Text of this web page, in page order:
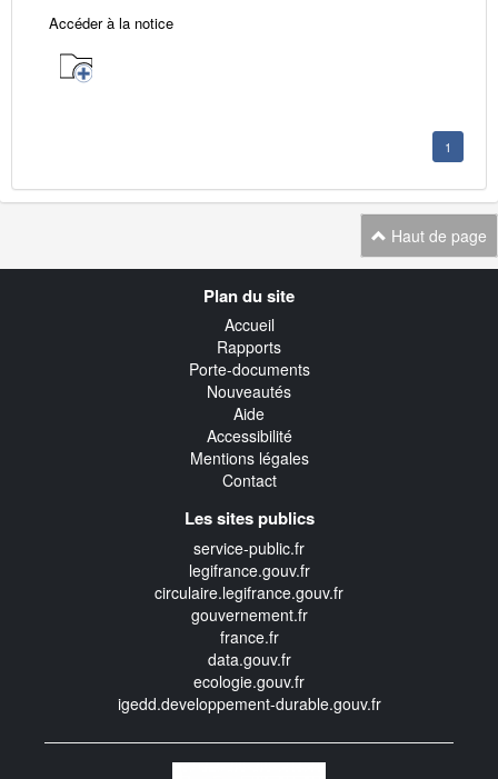
Accéder à la notice
1
Haut de page
Plan du site
Accueil
Rapports
Porte-documents
Nouveautés
Aide
Accessibilité
Mentions légales
Contact
Les sites publics
service-public.fr
legifrance.gouv.fr
circulaire.legifrance.gouv.fr
gouvernement.fr
france.fr
data.gouv.fr
ecologie.gouv.fr
igedd.developpement-durable.gouv.fr